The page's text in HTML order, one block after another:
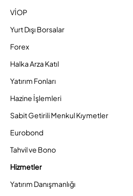
VİOP
Yurt Dışı Borsalar
Forex
Halka Arza Katıl
Yatırım Fonları
Hazine İşlemleri
Sabit Getirili Menkul Kıymetler
Eurobond
Tahvil ve Bono
Hizmetler
Yatırım Danışmanlığı